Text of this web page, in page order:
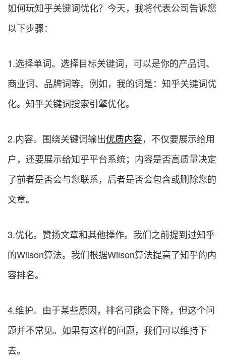
如何玩知乎关键词优化？今天，我将代表公司告诉您
以下步骤：
1.选择单词。选择目标关键词，可以是你的产品词、
商业词、品牌词等。例如，我的词是：知乎关键词优
化。知乎关键词搜索引擎优化。
2.内容。围绕关键词输出优质内容，不仅要展示给用
户，还要展示给知乎平台系统；内容是否高质量决定
了前者是否会与您联系，后者是否会包含或删除您的
文章。
3.优化。赞扬文章和其他操作。我们之前提到过知乎
的Wilson算法。我们根据Wilson算法提高了知乎的内
容排名。
4.维护。由于某些原因，排名可能会下降，但这个问
题并不常见。如果有这样的问题，我们可以维持下
去。